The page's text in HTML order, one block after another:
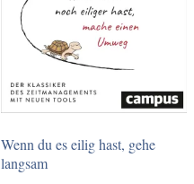
Wenn du es eilig hast, gehe
langsam